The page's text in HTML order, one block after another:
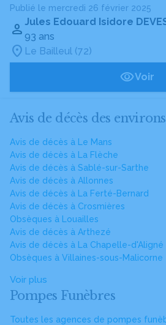
Publié le mercredi 26 février 2025
Jules Edouard Isidore
93 ans
Le Bailleul (72)
Voir
Avis de décès des
Avis de décès à Le Mans
Avis de décès à La Flèche
Avis de décès à Sablé-sur-Sarthe
Avis de décès à Allonnes
Avis de décès à La Ferté-Bernard
Avis de décès à Crosmières
Obsèques à Louailles
Avis de décès à Arthezé
Avis de décès à La Chapelle-d'Aligné
Obsèques à Villaines-sous-Malicorne
Voir plus
Pompes Funèbres
Toutes les agences de pompes